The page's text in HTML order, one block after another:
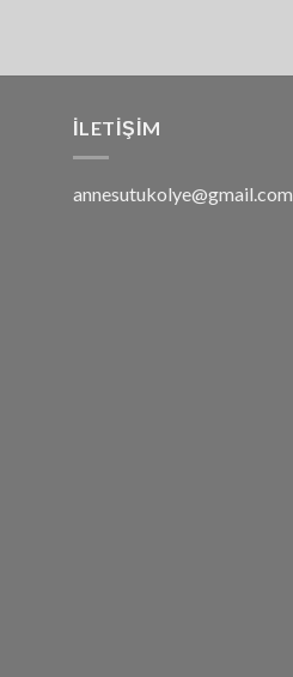
İLETIŞIM
annesutukolye@gmail.com